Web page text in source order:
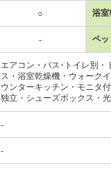
○ 浴室
- ペッ
エアコン・バス･トイレ別
ス・浴室乾燥機・ウォーク
ウンターキッチン・モニタ
独立・シューズボックス・
-
-